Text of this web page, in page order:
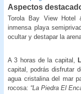
Aspectos
Torola Bay View Hotel
inmensa playa
ocultar y destapar la
A 3 horas de la capital,
capital, podrás disfrutar
agua cristalina del mar
rocosa: “La Piedra El